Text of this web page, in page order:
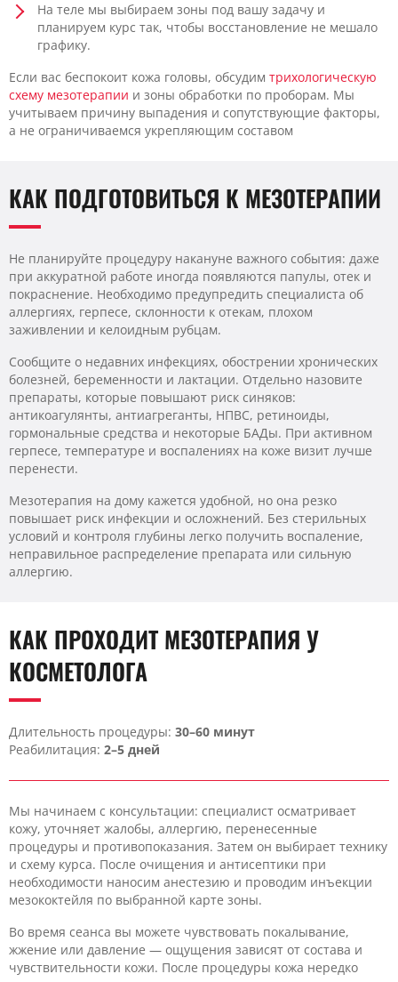
На теле мы выбираем зоны под вашу задачу и
планируем курс так, чтобы восстановление не мешало
графику.
Если вас беспокоит кожа головы, обсудим трихологическую
схему мезотерапии и зоны обработки по проборам. Мы
учитываем причину выпадения и сопутствующие факторы,
а не ограничиваемся укрепляющим составом
КАК ПОДГОТОВИТЬСЯ К МЕЗОТЕРАПИИ
Не планируйте процедуру накануне важного события: даже
при аккуратной работе иногда появляются папулы, отек и
покраснение. Необходимо предупредить специалиста об
аллергиях, герпесе, склонности к отекам, плохом
заживлении и келоидным рубцам.
Сообщите о недавних инфекциях, обострении хронических
болезней, беременности и лактации. Отдельно назовите
препараты, которые повышают риск синяков:
антикоагулянты, антиагреганты, НПВС, ретиноиды,
гормональные средства и некоторые БАДы. При активном
герпесе, температуре и воспалениях на коже визит лучше
перенести.
Мезотерапия на дому кажется удобной, но она резко
повышает риск инфекции и осложнений. Без стерильных
условий и контроля глубины легко получить воспаление,
неправильное распределение препарата или сильную
аллергию.
КАК ПРОХОДИТ МЕЗОТЕРАПИЯ У
КОСМЕТОЛОГА
Длительность процедуры: 30–60 минут
Реабилитация: 2–5 дней
Мы начинаем с консультации: специалист осматривает
кожу, уточняет жалобы, аллергию, перенесенные
процедуры и противопоказания. Затем он выбирает технику
и схему курса. После очищения и антисептики при
необходимости наносим анестезию и проводим инъекции
мезококтейля по выбранной карте зоны.
Во время сеанса вы можете чувствовать покалывание,
жжение или давление — ощущения зависят от состава и
чувствительности кожи. После процедуры кожа нередко